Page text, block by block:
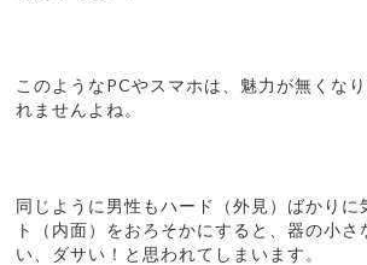
このようなPCやスマホは、魅力が無くな
れませんよね。
同じように男性もハード（外見）ばかりに
ト（内面）をおろそかにすると、器の小さ
い、ダサい！と思われてしまいます。